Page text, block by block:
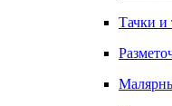
Тачки и